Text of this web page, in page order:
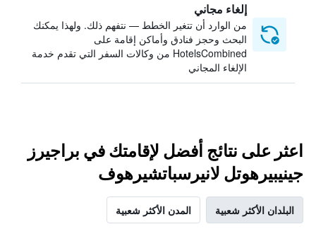
إلغاء مجاني
من الوارد أن تتغير الخطط — نتفهم ذلك. ولهذا يمكنك
البحث وحجز فنادق وأماكن إقامة على
HotelsCombined من وكالات السفر التي تقدم خدمة
الإلغاء المجاني
اعثر على نتائج أفضل لإقامتك في براجيرز
جينيبيرهوتل لانيرسباتشيرهوف
البلدان الأكثر شعبية المدن الأكثر شعبية